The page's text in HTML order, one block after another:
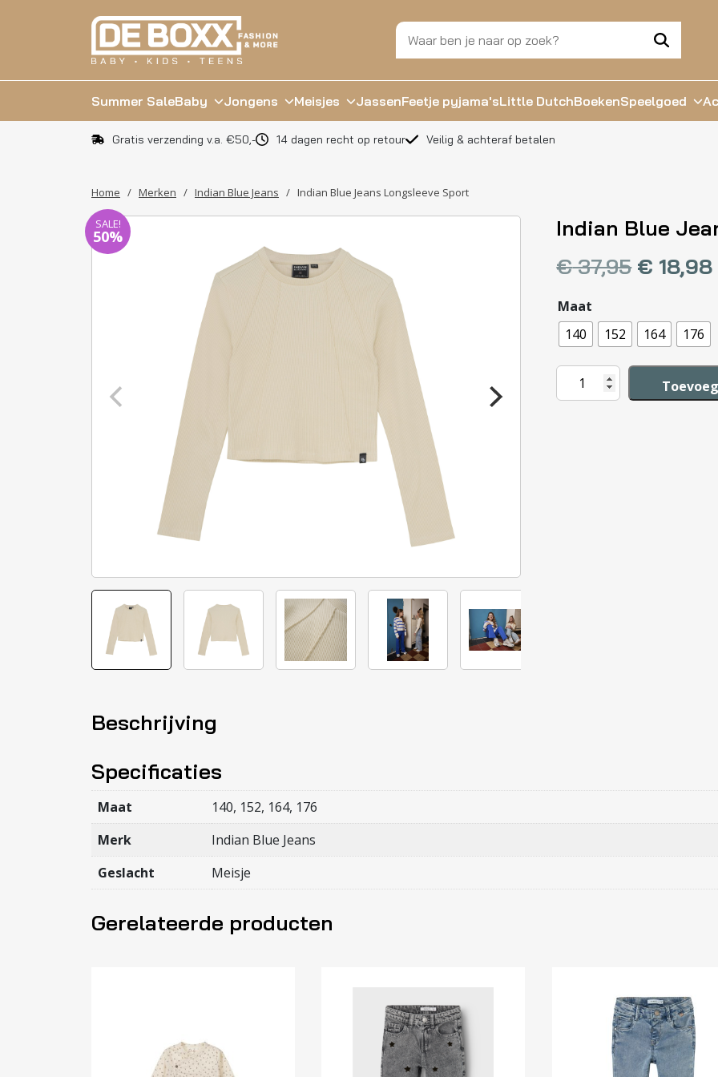
Summer SaleBaby Jongens Meisjes JassenFeetje pyjama'sLittle DutchBoekenSpeelgoed
Gratis verzending v.a. €50,- 14 dagen recht op retour Veilig & achteraf betalen
Home / Merken / Indian Blue Jeans / Indian Blue Jeans Longsleeve Sport
SALE!
50%
Indian Blue
€37,95 € 18,98
Maat
140
152 164 176
Indian
Blue
Beschrijving
Specificaties
Maat
140, 152, 164, 176
Merk
Indian Blue Jeans
Geslacht
Meisje
Gerelateerde producten